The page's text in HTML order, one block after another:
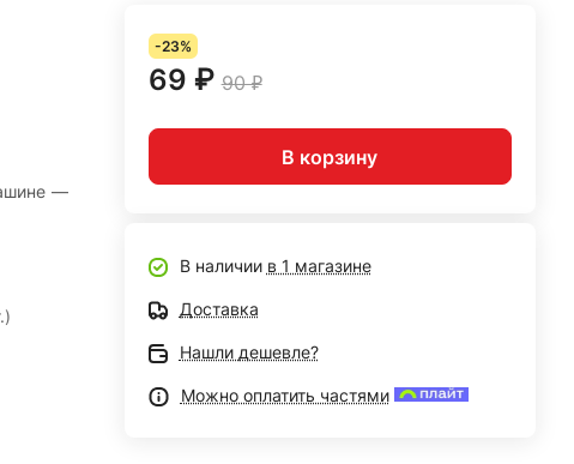
—
-23%
69 ₽ 90 ₽
В корзину
В наличии в 1 магазине
Доставка
Нашли дешевле?
Можно оплатить частями